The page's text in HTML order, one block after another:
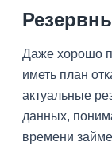
Даже хорошо
иметь план
актуальные
данных,
времени